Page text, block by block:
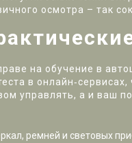
осмотра – так
на обучение в
в
управлять, а и ваш
ремней и световых